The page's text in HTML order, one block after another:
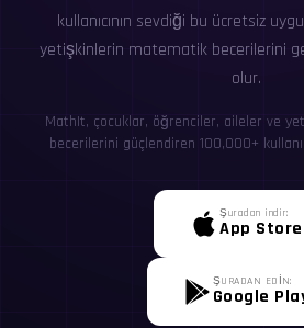
kullanıcının sevdiği bu ücretsiz
yetişkinlerin matematik becerilerini
olur.
MathIt, çocuklar, öğrenciler, aileler ve
becerilerini güçlendiren 100,000+
Şuradan indir:
App Store
ŞURADAN EDİN:
Google